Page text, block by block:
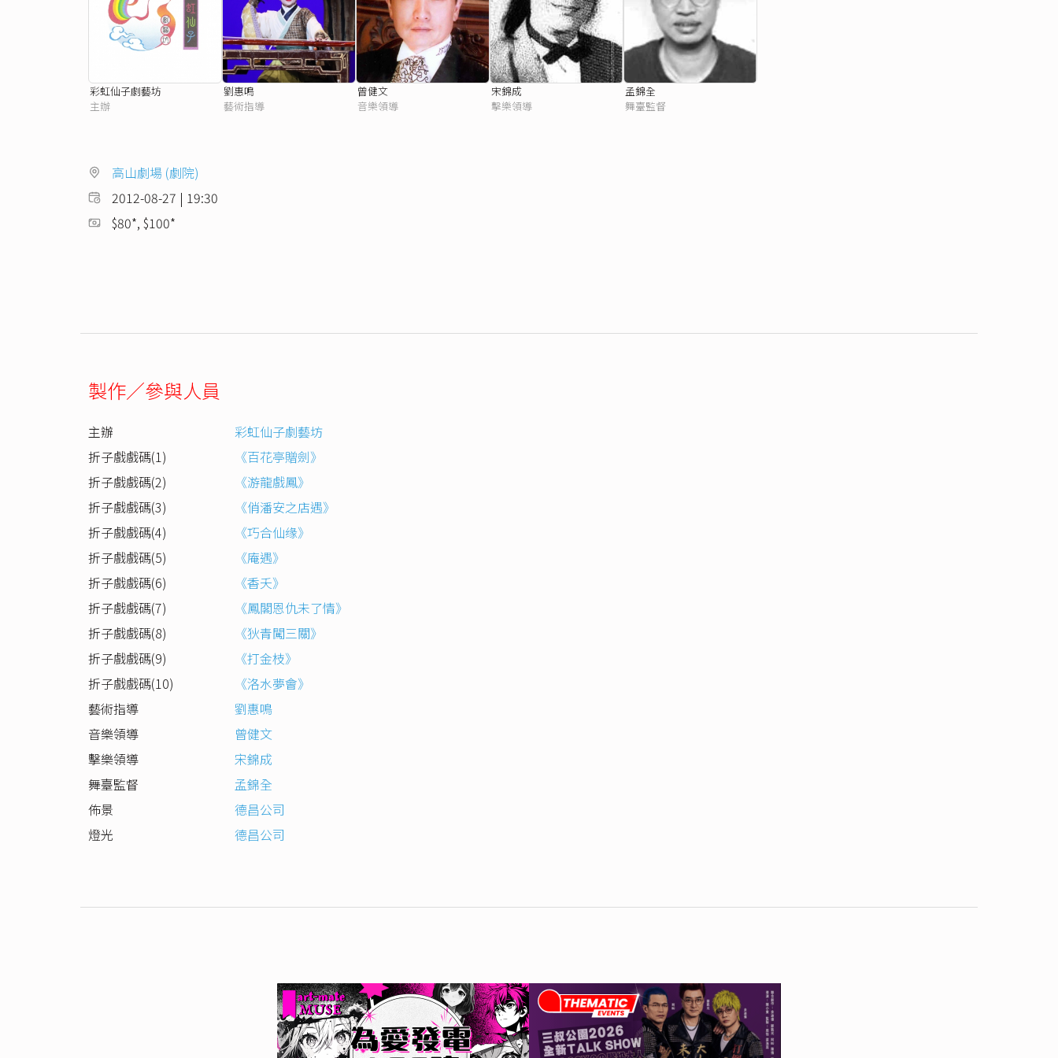
彩虹仙子劇藝坊
主辦
劉惠鳴
藝術指導
曾健文
音樂領導
宋錦成
擊樂領導
孟錦全
舞臺監督
高山劇場 (劇院)
2012-08-27 | 19:30
$80*, $100*
製作／參與人員
主辦
彩虹仙子劇藝坊
折子戲戲碼(1)
《百花亭贈劍》
折子戲戲碼(2)
《游龍戲鳳》
折子戲戲碼(3)
《俏潘安之店遇》
折子戲戲碼(4)
《巧合仙缘》
折子戲戲碼(5)
《庵遇》
折子戲戲碼(6)
《香夭》
折子戲戲碼(7)
《鳳閣恩仇未了情》
折子戲戲碼(8)
《狄青闖三關》
折子戲戲碼(9)
《打金枝》
折子戲戲碼(10)
《洛水夢會》
藝術指導
劉惠鳴
音樂領導
曾健文
擊樂領導
宋錦成
舞臺監督
孟錦全
佈景
德昌公司
燈光
德昌公司